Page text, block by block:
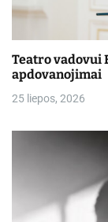
Teatro vadovui
apdovanojimai
25 liepos, 2026